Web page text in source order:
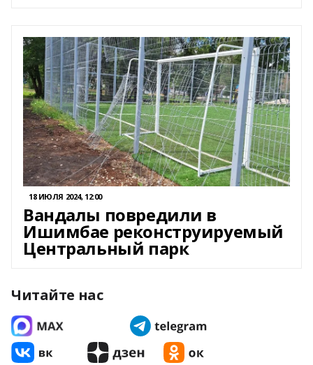
18 ИЮЛЯ 2024, 12:00
Вандалы повредили в
Ишимбае реконструируемый
Центральный парк
Читайте нас